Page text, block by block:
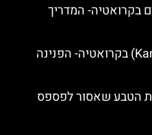
בקרואטיה- המדריך
חצי האי קאמניאק (Kamenjak) בקרואטיה- הפנינה
הטבע שאסור לפספס